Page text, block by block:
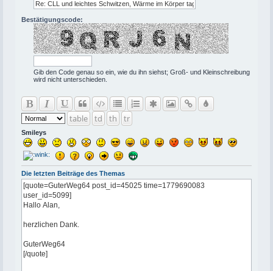
Bestätigungscode:
Gib den Code genau so ein, wie du ihn siehst; Groß- und Kleinschreibung
wird nicht unterschieden.
table td th tr
Smileys
Die letzten Beiträge des Themas